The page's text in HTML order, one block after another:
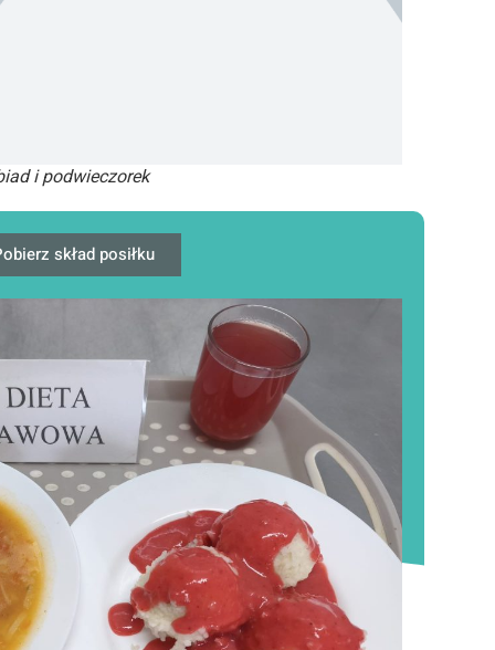
i podwieczorek
skład posiłku